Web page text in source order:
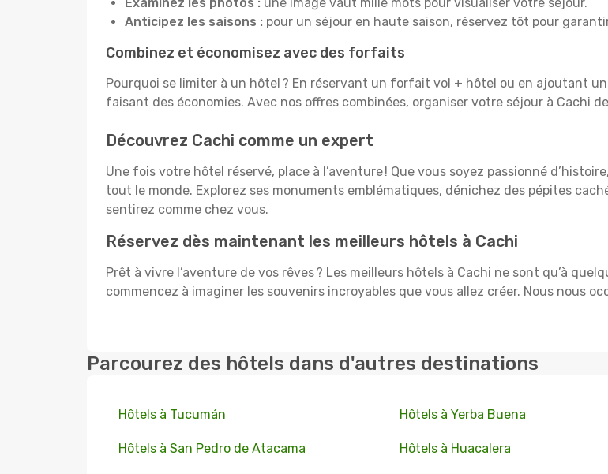
Anticipez les saisons : pour un séjour en haute saison, réservez tôt pour
Combinez et économisez avec des forfaits
Pourquoi se limiter à un hôtel ? En réservant un forfait vol + hôtel ou en ajoutant
faisant des économies. Avec nos offres combinées, organiser votre séjour à Cachi
Découvrez Cachi comme un expert
Une fois votre hôtel réservé, place à l’aventure ! Que vous soyez passionné
tout le monde. Explorez ses monuments emblématiques, dénichez des pépites
sentirez comme chez vous.
Réservez dès maintenant les meilleurs hôtels à Cachi
Prêt à vivre l’aventure de vos rêves ? Les meilleurs hôtels à Cachi ne sont qu’à
commencez à imaginer les souvenirs incroyables que vous allez créer. Nous nous
Parcourez des hôtels dans d'autres destinations
Hôtels à Tucumán Hôtels à Yerba Buena
Hôtels à San Pedro de Atacama Hôtels à Huacalera